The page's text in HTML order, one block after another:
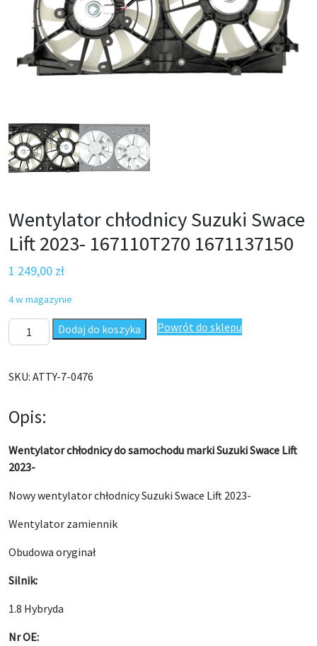
Wentylator chłodnicy Suzuki Swace
Lift 2023- 167110T270 1671137150
1 249,00 zł
4 w magazynie
ilość Wentylator chłodnicy Suzuki Swace Lift 2023- 167110T270
Dodaj do koszyka Powrót do sklepu
SKU: ATTY-7-0476
Opis:
Wentylator chłodnicy do samochodu marki Suzuki Swace Lift
2023-
Nowy wentylator chłodnicy Suzuki Swace Lift 2023-
Wentylator zamiennik
Obudowa oryginał
Silnik:
1.8 Hybryda
Nr OE: